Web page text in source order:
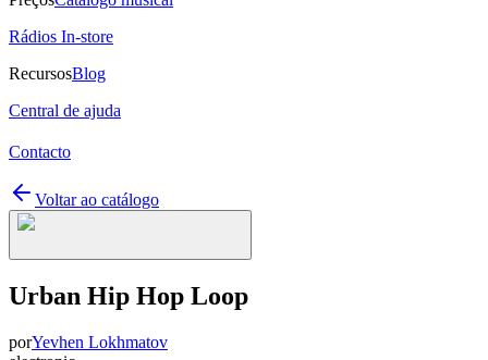
Rádios In-store
RecursosBlog
Central de ajuda
Contacto
Voltar ao catálogo
Urban Hip Hop Loop
porYevhen Lokhmatov